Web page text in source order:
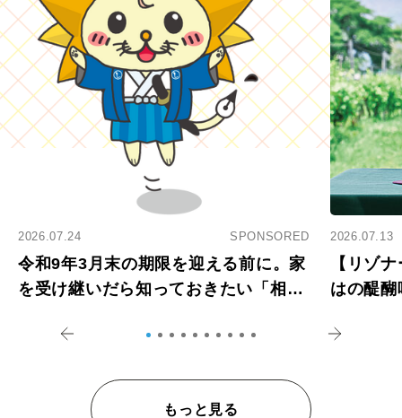
2026.07.24 SPONSORED
令和9年3月末の期限を迎える前に。家
を受け継いだら知っておきたい「相続
2026.07.13
【リゾ
はの醍
もっと見る